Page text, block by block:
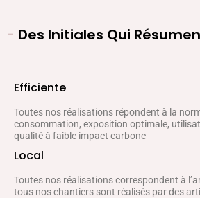
- Des Initiales Qui
Efficiente
Toutes nos réalisations répondent à la
consommation, exposition optimale,
qualité à faible impact carbone
Local
Toutes nos réalisations correspondent à
tous nos chantiers sont réalisés par des